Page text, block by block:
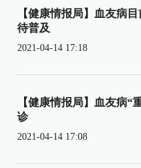
【健康情报局】血友病
待普及
2021-04-14 17:18
【健康情报局】血友病“
诊
2021-04-14 17:08